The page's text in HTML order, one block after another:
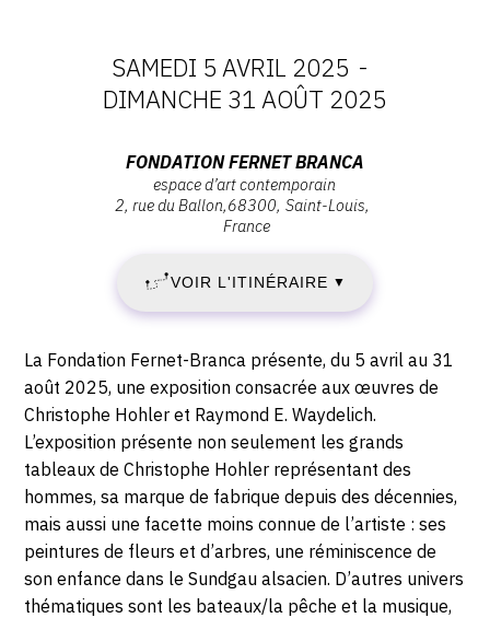
DATES
:
SAMEDI
5
AVRIL
2025
-
DIMANCHE
31
AOÛT
2025
SAMEDI 5 AVRIL 2025 -
DIMANCHE 31 AOÛT 2025
Fondation
contemporain
,
68300
Saint-
Louis
FONDATION FERNET BRANCA
espace d’art contemporain
2, rue du Ballon 68300 Saint-Louis
France
VOIR L'ITINÉRAIRE ▼
Description,
horaires...
La Fondation Fernet-Branca présente, du 5 avril au 31
août 2025, une exposition consacrée aux œuvres de
Christophe Hohler et Raymond E. Waydelich.
L’exposition présente non seulement les grands
tableaux de Christophe Hohler représentant des
hommes, sa marque de fabrique depuis des décennies,
mais aussi une facette moins connue de l’artiste : ses
peintures de fleurs et d’arbres, une réminiscence de
son enfance dans le Sundgau alsacien. D’autres univers
thématiques sont les bateaux/la pêche et la musique,